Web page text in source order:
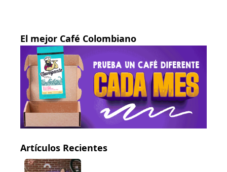
El mejor Café Colombiano
Artículos Recientes